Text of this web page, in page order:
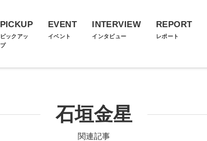
PICKUP
ピックアッ
プ
EVENT
イベント
INTERVIEW
インタビュー
REPORT
レポート
石垣金星
関連記事